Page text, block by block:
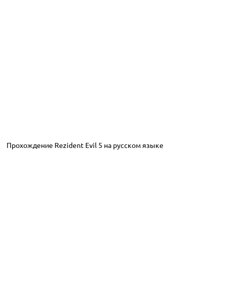
Прохождение Rezident Evil 5 на русском языке